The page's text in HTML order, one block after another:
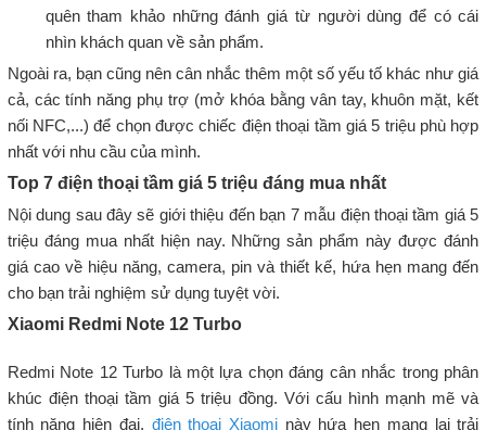
quên tham khảo những đánh giá từ người dùng để có cái
nhìn khách quan về sản phẩm.
Ngoài ra, bạn cũng nên cân nhắc thêm một số yếu tố khác như giá
cả, các tính năng phụ trợ (mở khóa bằng vân tay, khuôn mặt, kết
nối NFC,...) để chọn được chiếc điện thoại tầm giá 5 triệu phù hợp
nhất với nhu cầu của mình.
Top 7 điện thoại tầm giá 5 triệu đáng mua nhất
Nội dung sau đây sẽ giới thiệu đến bạn 7 mẫu điện thoại tầm giá 5
triệu đáng mua nhất hiện nay. Những sản phẩm này được đánh
giá cao về hiệu năng, camera, pin và thiết kế, hứa hẹn mang đến
cho bạn trải nghiệm sử dụng tuyệt vời.
Xiaomi Redmi Note 12 Turbo
Redmi Note 12 Turbo là một lựa chọn đáng cân nhắc trong phân
khúc điện thoại tầm giá 5 triệu đồng. Với cấu hình mạnh mẽ và
tính năng hiện đại, điện thoại Xiaomi này hứa hẹn mang lại trải